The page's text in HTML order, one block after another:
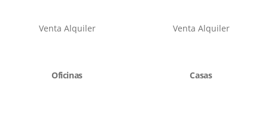
Venta Alquiler
Oficinas
Venta Alquiler
Casas